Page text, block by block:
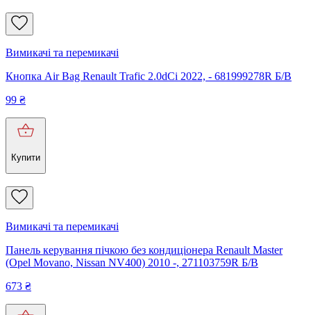
Вимикачі та перемикачі
Кнопка Air Bag Renault Trafic 2.0dCi 2022, - 681999278R Б/В
99 ₴
Купити
Вимикачі та перемикачі
Панель керування пічкою без кондиціонера Renault Master
(Opel Movano, Nissan NV400) 2010 -, 271103759R Б/В
673 ₴